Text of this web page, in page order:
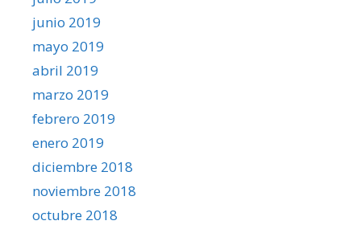
junio 2019
mayo 2019
abril 2019
marzo 2019
febrero 2019
enero 2019
diciembre 2018
noviembre 2018
octubre 2018